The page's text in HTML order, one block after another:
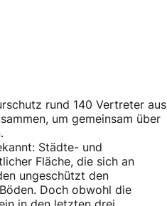
rund 140 Vertreter aus
um gemeinsam über
Städte- und
Fläche, die sich an
ungeschützt den
Doch obwohl die